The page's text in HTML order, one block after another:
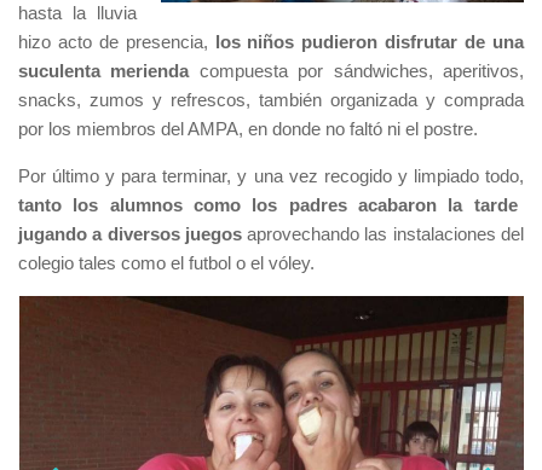
hasta la lluvia
hizo acto de presencia, los niños pudieron disfrutar de una
suculenta merienda compuesta por sándwiches, aperitivos,
snacks, zumos y refrescos, también organizada y comprada
por los miembros del AMPA, en donde no faltó ni el postre.
Por último y para terminar, y una vez recogido y limpiado todo,
tanto los alumnos como los padres acabaron la tarde
jugando a diversos juegosaprovechando las instalaciones del
colegio tales como el futbol o el vóley.